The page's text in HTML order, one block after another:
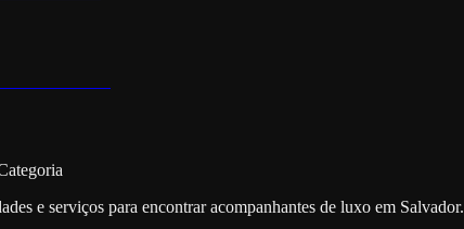
e serviços para encontrar acompanhantes de luxo em Salvador.